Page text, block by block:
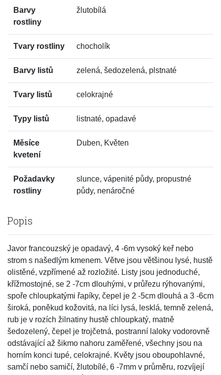
Barvy
rostliny
žlutobílá
Tvary rostliny chocholík
Barvy listů zelená, šedozelená, plstnaté
Tvary listů celokrajné
Typy listů listnaté, opadavé
Měsíce
kvetení
Duben, Květen
Požadavky
rostliny
slunce, vápenité půdy, propustné
půdy, nenáročné
Popis
Javor francouzský je opadavý, 4 -6m vysoký keř nebo
strom s našedlým kmenem. Větve jsou většinou lysé, hustě
olistěné, vzpřímené až rozložité. Listy jsou jednoduché,
křížmostojné, se 2 -7cm dlouhými, v průřezu rýhovanými,
spoře chloupkatými řapíky, čepel je 2 -5cm dlouhá a 3 -6cm
široká, poněkud kožovitá, na líci lysá, lesklá, temně zelená,
rub je v rozích žilnatiny hustě chloupkatý, matně
šedozelený, čepel je trojčetná, postranní laloky vodorovně
odstávající až šikmo nahoru zaměřené, všechny jsou na
horním konci tupé, celokrajné. Květy jsou oboupohlavné,
samčí nebo samičí, žlutobílé, 6 -7mm v průměru, rozvíjejí